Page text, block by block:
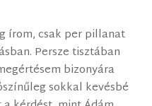
írom, csak per pillanat
Persze tisztában
bizonyára
sokkal kevésbé